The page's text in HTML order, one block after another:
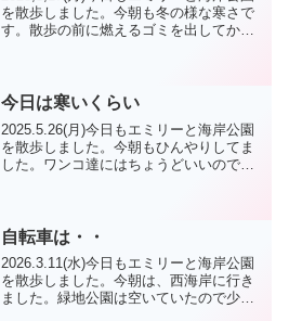
を散歩しました。今朝も冬の様な寒さで
す。散歩の前に燃えるゴミを出してか
プールシャンプー...
今日は寒いくらい
2025.5.26(月)今日もエミリーと海岸公園
を散歩しました。今朝もひんやりしてま
した。ワンコ達にはちょうどいいのでし
クションやっ...
自転車は・・
2026.3.11(水)今日もエミリーと海岸公園
を散歩しました。今朝は、西海岸に行き
ました。緑地公園は空いていたので少し